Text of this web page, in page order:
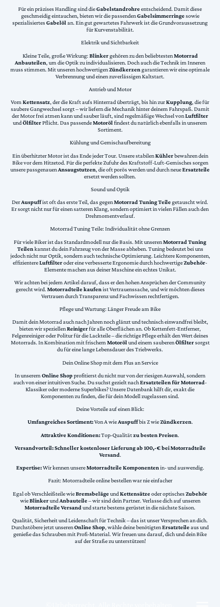
Für ein präzises Handling sind dieGabelstandrohreentscheidend. Damit diese
geschmeidig eintauchen, bieten wir die passendenGabelsimmerringesowie
spezialisiertesGabelölan. Ein gut gewartetes Fahrwerk ist die Grundvoraussetzung
für Kurvenstabilität.
Elektrik und Sichtbarkeit
Kleine Teile, große Wirkung: Blinkergehören zu den beliebtestenMotorrad
Anbauteilen, um die Optik zu individualisieren. Doch auch die Technik im Inneren
muss stimmen. Mit unseren hochwertigenZündkerzen garantieren wir eine optimale
Verbrennung und einen zuverlässigen Kaltstart.
Antrieb und Motor
VomKettensatz, der die Kraft aufs Hinterrad überträgt, bis hin zurKupplung, die für
saubere Gangwechsel sorgt – wir liefern die Mechanik hinter deinem Fahrspaß. Damit
der Motor frei atmen kann und sauber läuft, sind regelmäßige Wechsel vonLuftfilter
undÖlfilterPflicht. Das passendeMotorölfindest du natürlich ebenfalls in unserem
Sortiment.
Kühlung und Gemischaufbereitung
Ein überhitzter Motor ist das Ende jeder Tour. Unsere stabilenKühlerbewahren dein
Bike vor dem Hitzetod. Für die perfekte Zufuhr des Kraftstoff-Luft-Gemisches sorgen
unsere passgenauenAnsaugstutzen, die oft porös werden und durch neueErsatzteile
ersetzt werden sollten.
Sound und Optik
DerAuspuffist oft das erste Teil, das gegenMotorrad Tuning Teilegetauscht wird.
Er sorgt nicht nur für einen satteren Klang, sondern optimiert in vielen Fällen auch den
Drehmomentverlauf.
Motorrad Tuning Teile: Individualität ohne Grenzen
Für viele Biker ist das Standardmodell nur die Basis. Mit unserenMotorrad Tuning
Teilen kannst du dein Fahrzeug von der Masse abheben. Tuning bedeutet bei uns
jedoch nicht nur Optik, sondern auch technische Optimierung. Leichtere Komponenten,
effizientereLuftfilteroder eine verbesserte Ergonomie durch hochwertigeZubehör-
Elemente machen aus deiner Maschine ein echtes Unikat.
Wir achten bei jedem Artikel darauf, dass er den hohen Ansprüchen der Community
gerecht wird. Motorradteile kaufen ist Vertrauenssache, und wir möchten dieses
Vertrauen durch Transparenz und Fachwissen rechtfertigen.
Pflege und Wartung: Länger Freude am Bike
Damit dein Motorrad auch nach Jahren noch glänzt und technisch einwandfrei bleibt,
bieten wir speziellenReinigerfür alle Oberflächen an. Ob Kettenfett-Entferner,
Felgenreiniger oder Politur für die Lackteile – die richtige Pflege erhält den Wert deines
Motorrads. In Kombination mit frischemMotorölund einem sauberenÖlfiltersorgst
du für eine lange Lebensdauer des Triebwerks.
Dein Online Shop mit dem Plus an Service
In unserem Online Shopprofitierst du nicht nur von der riesigen Auswahl, sondern
auch von einer intuitiven Suche. Du suchst gezielt nachErsatzteilen für Motorrad-
Klassiker oder moderne Superbikes? Unsere Datenbank hilft dir, exakt die
Komponenten zu finden, die für dein Modell zugelassen sind.
Deine Vorteile auf einen Blick:
Umfangreiches Sortiment:Von A wieAuspuffbis Z wieZündkerzen.
Attraktive Konditionen:Top-Qualitätzu besten Preisen.
Versandvorteil:Schneller kostenloser Lieferung ab 100,-€ bei Motorradteile
Versand.
Expertise:Wir kennen unsereMotorradteile Komponentenin- und auswendig.
Fazit: Motorradteile online bestellen war nie einfacher
Egal ob Verschleißteile wieBremsbelägeundKettensätzeoder optischesZubehör
wieBlinkerundAnbauteile– wir sind dein Partner. Verlasse dich auf unseren
Motorradteile Versand und starte bestens gerüstet in die nächste Saison.
Qualität, Sicherheit und Leidenschaft für Technik – das ist unser Versprechen an dich.
Durchstöbere jetzt unserenOnline Shop, wähle deine benötigtenErsatzteileaus und
genieße das Schrauben mit Profi-Material. Wir freuen uns darauf, dich und dein Bike
auf der Straße zu unterstützen!